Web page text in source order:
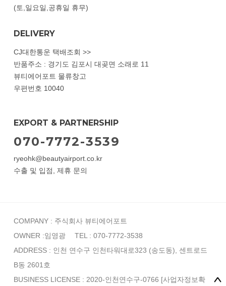
(토,일요일,공휴일 휴무)
DELIVERY
CJ대한통운 택배조회 >>
반품주소 : 경기도 김포시 대곶면 소래로 11
뷰티에어포트 물류창고
우편번호 10040
EXPORT & PARTNERSHIP
070-7772-3539
ryeohk@beautyairport.co.kr
수출 및 입점, 제휴 문의
COMPANY : 주식회사 뷰티에어포트
OWNER :임영광
TEL : 070-7772-3538
ADDRESS : 인천 연수구 인천타워대로323 (송도동), 센트로드
B동 2601호
BUSINESS LICENSE : 2020-인천연수구-0766 [사업자정보확